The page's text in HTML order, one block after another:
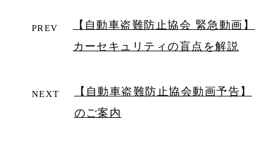
PREV
【自動車盗難防止協会 緊急動画】
カーセキュリティの盲点を解説
NEXT
【自動車盗難防止協会動画予告】
のご案内